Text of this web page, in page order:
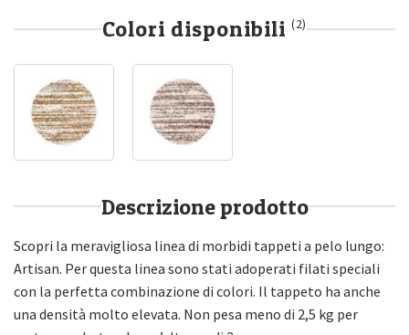
Colori disponibili (2)
Descrizione prodotto
Scopri la meravigliosa linea di morbidi tappeti a pelo lungo:
Artisan. Per questa linea sono stati adoperati filati speciali
con la perfetta combinazione di colori. Il tappeto ha anche
una densità molto elevata. Non pesa meno di 2,5 kg per